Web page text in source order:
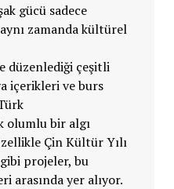
gücü sadece
zamanda kültürel
düzenlediği çeşitli
içerikleri ve burs
olumlu bir algı
Çin Kültür Yılı
projeler, bu
arasında yer alıyor.